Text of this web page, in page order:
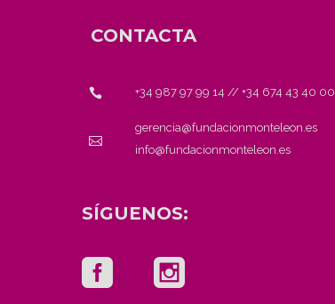
CONTACTA
+34 987 97 99 14 // +34 674 43 40 00
gerencia@fundacionmonteleon.es
info@fundacionmonteleon.es
SÍGUENOS: